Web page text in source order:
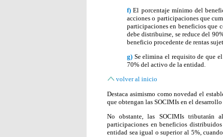
f) El porcentaje mínimo del
acciones o participaciones que
participaciones en beneficios que
debe distribuirse, se reduce del
beneficio procedente de rentas
g) Se elimina el requisito de que
70% del activo de la entidad.
volver al inicio
Destaca asimismo como novedad el
que obtengan las SOCIMIs en el
No obstante, las SOCIMIs
participaciones en beneficios
entidad sea igual o superior al 5%,